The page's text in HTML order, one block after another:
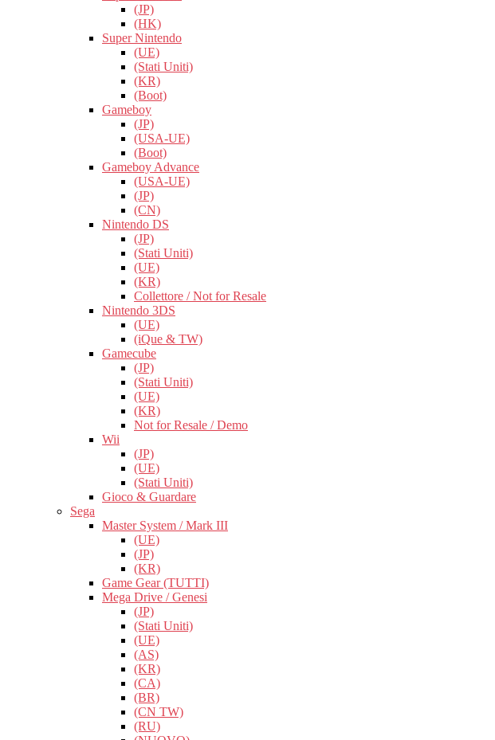
(JP)
(HK)
Super Nintendo
(UE)
(Stati Uniti)
(KR)
(Boot)
Gameboy
(JP)
(USA-UE)
(Boot)
Gameboy Advance
(USA-UE)
(JP)
(CN)
Nintendo DS
(JP)
(Stati Uniti)
(UE)
(KR)
Collettore / Not for Resale
Nintendo 3DS
(UE)
(iQue & TW)
Gamecube
(JP)
(Stati Uniti)
(UE)
(KR)
Not for Resale / Demo
Wii
(JP)
(UE)
(Stati Uniti)
Gioco & Guardare
Sega
Master System / Mark III
(UE)
(JP)
(KR)
Game Gear (TUTTI)
Mega Drive / Genesi
(JP)
(Stati Uniti)
(UE)
(AS)
(KR)
(CA)
(BR)
(CN TW)
(RU)